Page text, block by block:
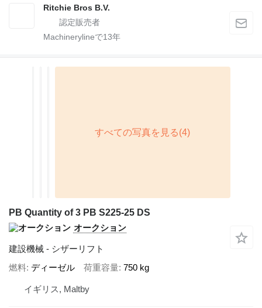
Ritchie Bros B.V.
Machinerylineで13年
PB Quantity of 3 PB S225-25 DS
オークション
建設機械 - シザーリフト
燃料 ディーゼル 荷重容量 750 kg
イギリス, Maltby